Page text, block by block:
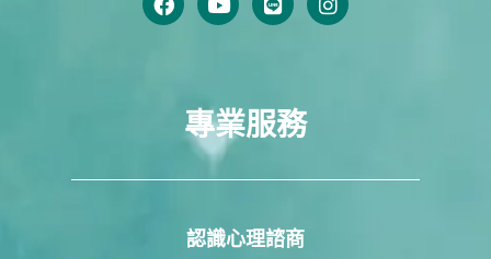
專業服務
認識心理諮商